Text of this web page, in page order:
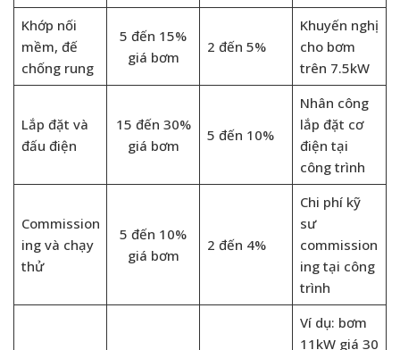
Khớp nối
mềm, đế
chống rung
5 đến 15%
giá bơm
2 đến 5%
Khuyến nghị
cho bơm
trên 7.5kW
Lắp đặt và
đấu điện
15 đến 30%
giá bơm
5 đến 10%
Nhân công
lắp đặt cơ
điện tại
công trình
Commission
ing và chạy
thử
5 đến 10%
giá bơm
2 đến 4%
Chi phí kỹ
sư
commission
ing tại công
trình
Ví dụ: bơm
11kW giá 30